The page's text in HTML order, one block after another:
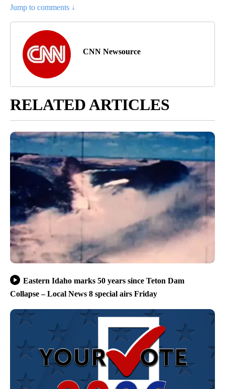
Jump to comments ↓
CNN Newsource
RELATED ARTICLES
Eastern Idaho marks 50 years since Teton Dam
Collapse – Local News 8 special airs Friday